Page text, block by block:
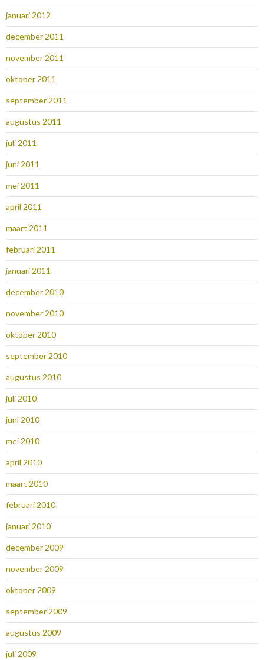
januari 2012
december 2011
november 2011
oktober 2011
september 2011
augustus 2011
juli 2011
juni 2011
mei 2011
april 2011
maart 2011
februari 2011
januari 2011
december 2010
november 2010
oktober 2010
september 2010
augustus 2010
juli 2010
juni 2010
mei 2010
april 2010
maart 2010
februari 2010
januari 2010
december 2009
november 2009
oktober 2009
september 2009
augustus 2009
juli 2009